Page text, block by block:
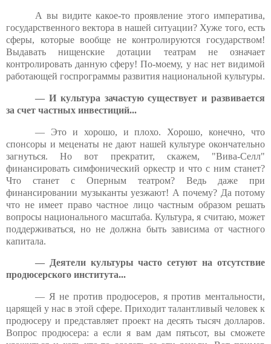
А вы видите какое-то проявление этого императива,
государственного вектора в нашей ситуации? Хуже того, есть
сферы, которые вообще не контролируются государством!
Выдавать нищенские дотации театрам не означает
контролировать данную сферу! По-моему, у нас нет видимой
работающей госпрограммы развития национальной культуры.
— И культура зачастую существует и развивается
за счет частных инвестиций...
— Это и хорошо, и плохо. Хорошо, конечно, что
спонсоры и меценаты не дают нашей культуре окончательно
загнуться. Но вот прекратит, скажем, "Вива-Селл"
финансировать симфонический оркестр и что с ним станет?
Что станет с Оперным театром? Ведь даже при
финансировании музыканты уезжают! А почему? Да потому
что не имеет право частное лицо частным образом решать
вопросы национального масштаба. Культура, я считаю, может
поддерживаться, но не должна быть зависима от частного
капитала.
— Деятели культуры часто сетуют на отсутствие
продюсерского института...
— Я не против продюсеров, я против ментальности,
царящей у нас в этой сфере. Приходит талантливый человек к
продюсеру и представляет проект на десять тысяч долларов.
Вопрос продюсера: а если я вам дам пятьсот, вы сможете